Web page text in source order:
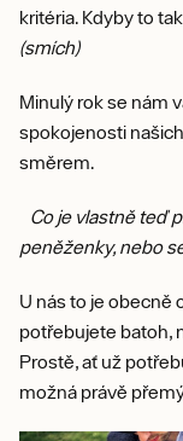
kritéria. Kdyby to
(smích)
Minulý rok se nám
spokojenosti
směrem.
Co je vlastně teď
peněženky, nebo
U nás to je obecně
potřebujete batoh,
Prostě, ať už
možná právě